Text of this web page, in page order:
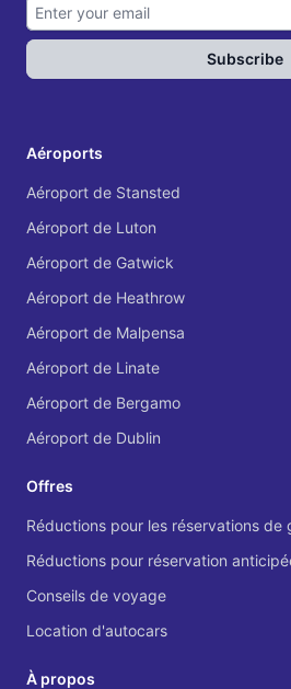
Subscribe
Aéroports
Aéroport de Stansted
Aéroport de Luton
Aéroport de Gatwick
Aéroport de Heathrow
Aéroport de Malpensa
Aéroport de Linate
Aéroport de Bergamo
Aéroport de Dublin
Offres
Réductions pour les réservations de
Réductions pour réservation
Conseils de voyage
Location d'autocars
À propos